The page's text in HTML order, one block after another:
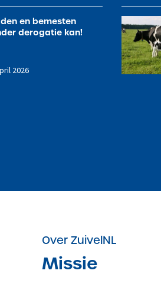
en bemesten
derogatie kan!
2026
Over ZuivelNL
Missie